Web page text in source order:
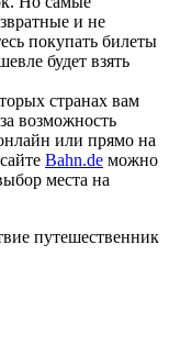
и не
покупать билеты
будет взять
странах вам
возможность
или прямо на
Bahn.de можно
места на